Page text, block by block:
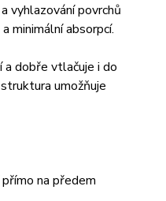
vyhlazování povrchů
minimální absorpcí.
a dobře vtlačuje i do
umožňuje
na předem